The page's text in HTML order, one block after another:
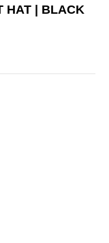
HAT | BLACK